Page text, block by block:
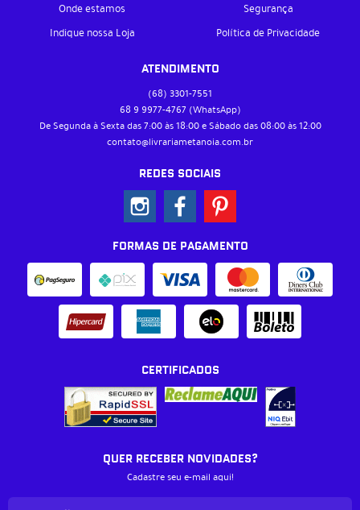
Onde estamos
Indique nossa Loja
Segurança
Política de Privacidade
ATENDIMENTO
(68) 3301-7551
68 9 9977-4767 (WhatsApp)
De Segunda à Sexta das 7:00 às 18:00 e Sábado das 08:00 às 12:00
contato@livrariametanoia.com.br
REDES SOCIAIS
FORMAS DE PAGAMENTO
CERTIFICADOS
QUER RECEBER NOVIDADES?
Cadastre seu e-mail aqui!